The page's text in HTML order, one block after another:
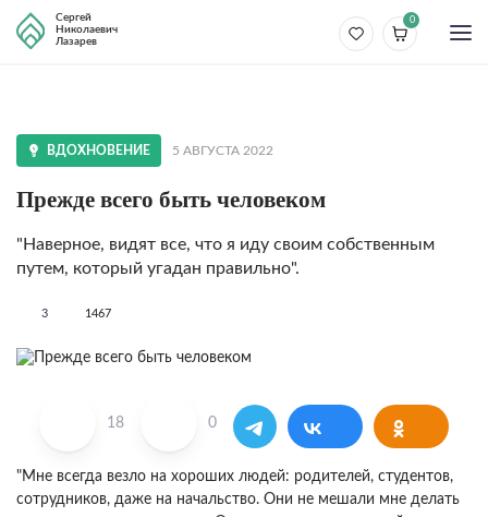
Сергей
Николаевич
Лазарев
0
ВДОХНОВЕНИЕ 5 АВГУСТА 2022
Прежде всего быть человеком
"Наверное, видят все, что я иду своим собственным
путем, который угадан правильно".
3 1467
18 0
"Мне всегда везло на хороших людей: родителей, студентов,
сотрудников, даже на начальство. Они не мешали мне делать